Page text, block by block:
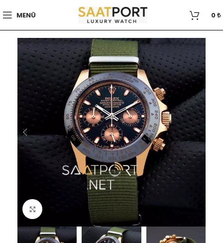
MENÜ 0₺
Büyütmek için tıklayın